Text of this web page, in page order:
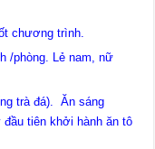
chương trình.
/phòng. Lẻ nam, nữ
trà đá). Ăn sáng
đầu tiên khởi hành ăn tô